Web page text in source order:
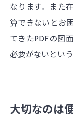
なります。また
算できないとお
てきたPDFの図
必要がないとい
大切なのは